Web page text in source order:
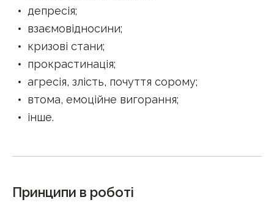
депресія;
взаємовідносини;
кризові стани;
прокрастинація;
агресія, злість, почуття сорому;
втома, емоційне вигорання;
інше.
Принципи в роботі